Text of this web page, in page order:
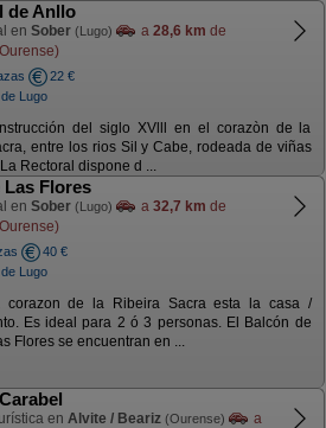
de Anllo
en Sober (Lugo) a 28,6 km de
22 €
Lugo
del siglo XVlll en el corazòn de la
entre los rios Sil y Cabe, rodeada de viñas
Rectoral dispone d ...
Las Flores
en Sober (Lugo) a 32,7 km de
40 €
Lugo
corazon de la Ribeira Sacra esta la casa /
Es ideal para 2 ó 3 personas. El Balcón de
Flores se encuentran en ...
en Alvite / Beariz (Ourense)
a